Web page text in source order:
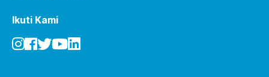
Ikuti Kami